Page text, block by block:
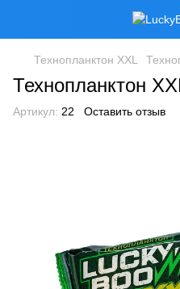
Технопланктон XXL
Технопланктон
Артикул: 22 Оставить отзыв